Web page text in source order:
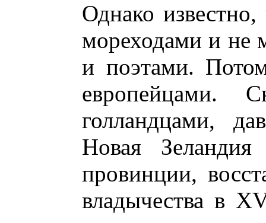
Однако
мореходами и не
и поэтами.
европейцами.
голландцами,
Новая
провинции,
владычества в